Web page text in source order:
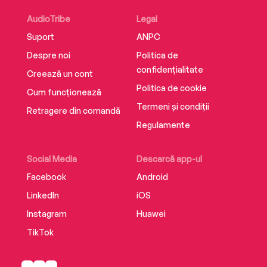
AudioTribe
Suport
Despre noi
Creează un cont
Cum funcționează
Retragere din comandă
Social Media
Facebook
LinkedIn
Instagram
TikTok
Descarcă app-ul
Android
iOS
Huawei
Legal
ANPC
Politica de
confidențialitate
Politica de cookie
Termeni și condiții
Regulamente